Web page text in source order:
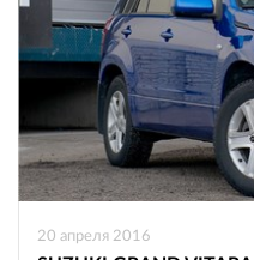
20 апреля 2016